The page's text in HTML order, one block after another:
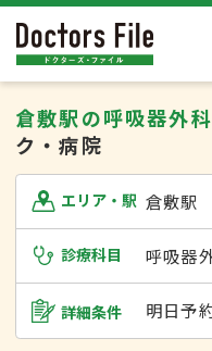
倉敷駅の呼吸器外
ク・病院
エリア・駅 倉敷駅
診療科目 呼吸器
詳細条件 明日予